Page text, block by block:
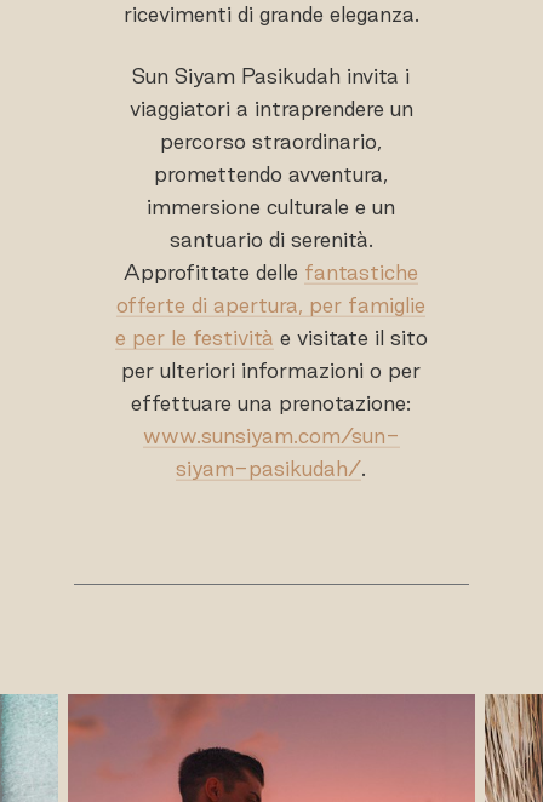
ricevimenti di grande eleganza.
Sun Siyam Pasikudah invita i
viaggiatori a intraprendere un
percorso straordinario,
promettendo avventura,
immersione culturale e un
santuario di serenità.
Approfittate delle fantastiche
offerte di apertura, per famiglie
e per le festività e visitate il sito
per ulteriori informazioni o per
effettuare una prenotazione:
www.sunsiyam.com/sun-
siyam-pasikudah/.